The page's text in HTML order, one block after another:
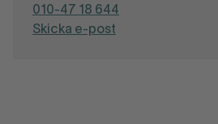
010-47 18 644
Skicka e-post